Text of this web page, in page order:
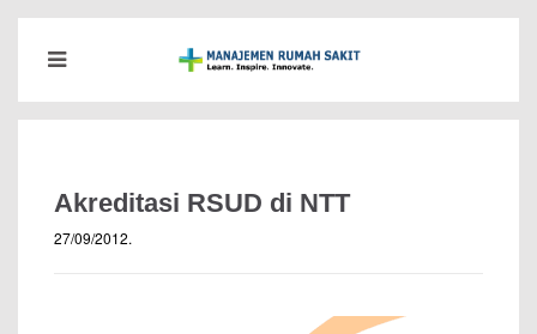
Akreditasi RSUD di NTT
27/09/2012.